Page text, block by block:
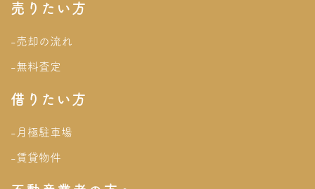
売りたい方
-売却の流れ
-無料査定
借りたい方
-月極駐車場
-賃貸物件